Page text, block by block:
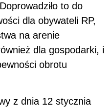
to do
dla obywateli RP,
na arenie
dla gospodarki, i
obrotu
z dnia 12 stycznia